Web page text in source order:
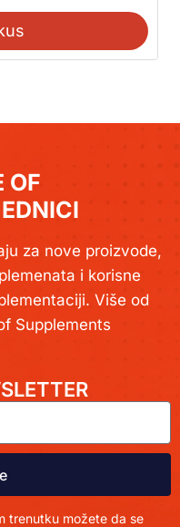
OF
za nove proizvode,
i korisne
Više od
Supplements
trenutku možete da se